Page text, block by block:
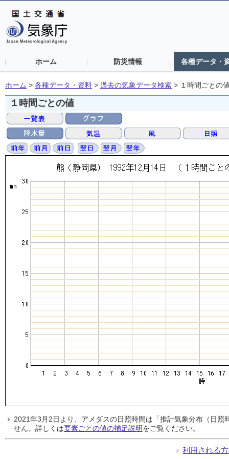
ホーム 防災情報 各種データ・
ホーム > 各種データ・資料 > 過去の気象データ検索 > １時間ごとの
１時間ごとの値
2021年3月2日より、アメダスの日照時間は「推計気象分布（日
せん。詳しくは要素ごとの値の補足説明をご覧ください。
利用される